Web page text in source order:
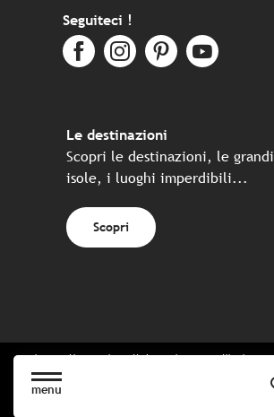
menu
Seguiteci !
Le destinazioni
Scopri le destinazioni, le
isole, i luoghi imperdibili...
Scopri
Sito realizzato in collaborazione con